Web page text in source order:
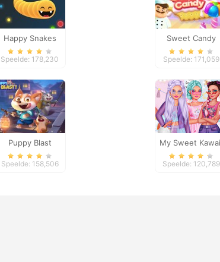
Happy Snakes
Speelde: 178,230
Puppy Blast
Speelde: 158,506
Sweet Candy
Speelde: 171,059
My Sweet
Look
Speelde: 120,789